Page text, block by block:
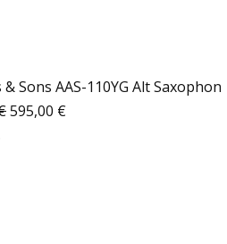
Sons AAS-110YG Alt Saxophon
Sale-Preis
595,00 €